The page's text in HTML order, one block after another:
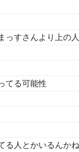
っすさんより上の
てる可能性
る人とかいるんかね